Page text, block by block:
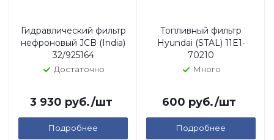
Гидравлический фильтр
нефроновый JCB (India)
32/925164
Достаточно
3 930 руб./шт
Подробнее
Топливный фильтр
Hyundai (STAL) 11E1-
70210
Много
600 руб./шт
Подробнее